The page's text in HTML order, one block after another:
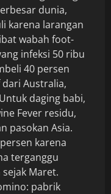
dunia,
karena larangan
wabah foot-
infeksi 50 ribu
40 persen
Australia,
daging babi,
Fever residu,
pasokan Asia.
karena
terganggu
Maret.
pabrik